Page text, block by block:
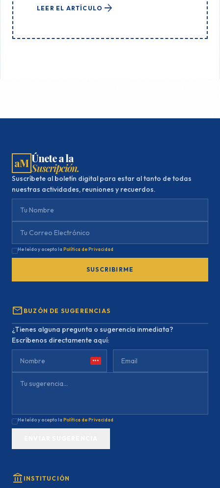
autobuses de Ponferrada. Está previsto
LEER EL ARTÍCULO arrow_forward
aMÚnete a la
Suscripción.
Suscríbete al boletín digital para estar al tanto de todas
nuestras actividades, reuniones y recuerdos.
He leído y acepto la Política de Privacidad
SUSCRIBIRME
mail BUZÓN DE SUGERENCIAS
¿Tienes alguna pregunta o sugerencia inmediata?
Escríbenos directamente aquí:
***
He leído y acepto la Política de Privacidad
account_balance INSTITUCIÓN